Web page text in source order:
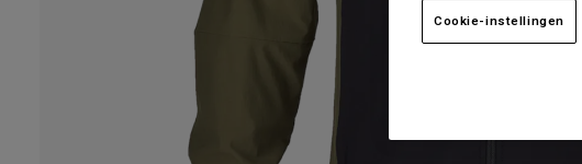
Cookie-instellingen